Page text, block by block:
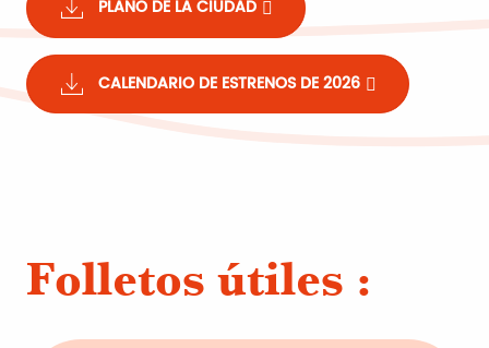
PLANO DE LA CIUDAD
CALENDARIO DE ESTRENOS DE 2026
Folletos útiles :